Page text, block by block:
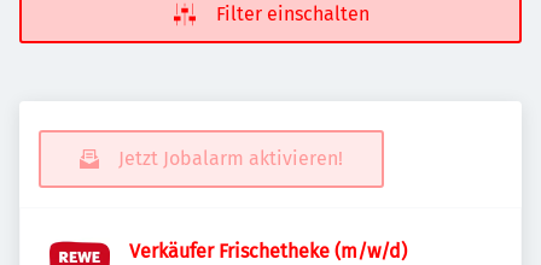
Filter einschalten
Jetzt Jobalarm aktivieren!
Verkäufer Frischetheke (m/w/d)